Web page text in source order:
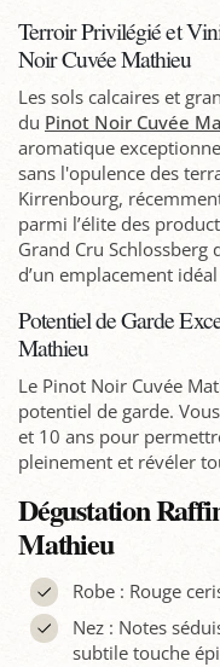
Terroir Privilégié et
Noir Cuvée Mathieu
Les sols calcaires et
du Pinot Noir Cuvée
aromatique
sans l'opulence des
Kirrenbourg,
parmi l’élite des
Grand Cru Schlossberg
d’un emplacement
Potentiel de Garde
Mathieu
Le Pinot Noir Cuvée
potentiel de garde.
et 10 ans pour
pleinement et révéler
Dégustation
Mathieu
Robe : Rouge
Nez : Notes
subtile touche